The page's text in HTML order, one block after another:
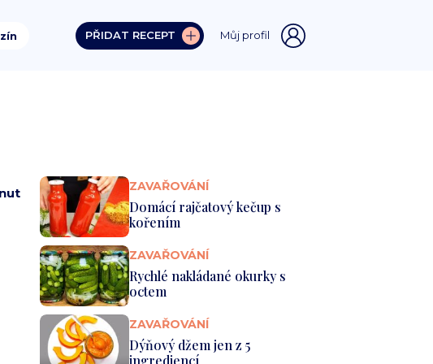
PŘIDAT RECEPT Můj profil
ZAVAŘOVÁNÍ
Domácí rajčatový kečup s
kořením
ZAVAŘOVÁNÍ
Rychlé nakládané okurky s
octem
ZAVAŘOVÁNÍ
Dýňový džem jen z 5
ingrediencí